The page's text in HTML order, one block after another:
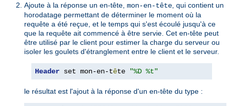
Ajoute à la réponse un en-tête, mon-en-tête , qui contient un
horodatage permettant de déterminer le moment où la
requête a été reçue, et le temps qui s'est écoulé jusqu'à ce
que la requête ait commencé à être servie. Cet en-tête peut
être utilisé par le client pour estimer la charge du serveur ou
isoler les goulets d'étranglement entre le client et le serveur.
Header set mon-en-tête "%D %t"
le résultat est l'ajout à la réponse d'un en-tête du type :